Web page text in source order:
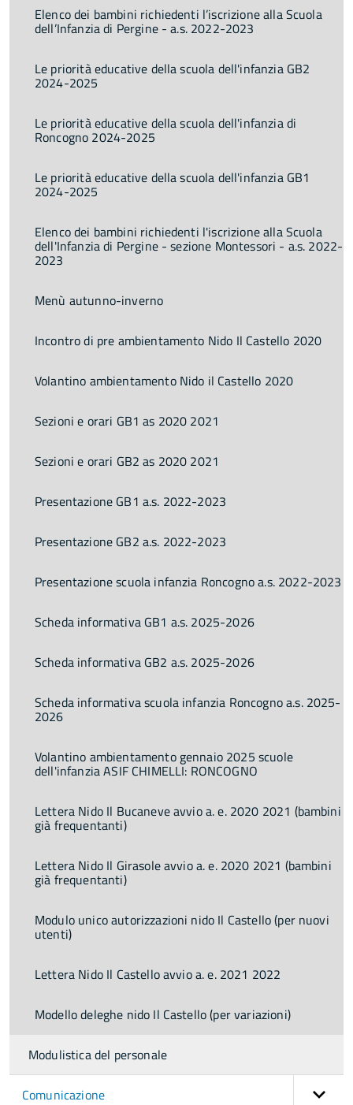
Elenco dei bambini richiedenti l’iscrizione alla Scuola
dell’Infanzia di Pergine - a.s. 2022-2023
Le priorità educative della scuola dell'infanzia GB2
2024-2025
Le priorità educative della scuola dell'infanzia di
Roncogno 2024-2025
Le priorità educative della scuola dell'infanzia GB1
2024-2025
Elenco dei bambini richiedenti l'iscrizione alla Scuola
dell'Infanzia di Pergine - sezione Montessori - a.s. 2022-
2023
Menù autunno-inverno
Incontro di pre ambientamento Nido Il Castello 2020
Volantino ambientamento Nido il Castello 2020
Sezioni e orari GB1 as 2020 2021
Sezioni e orari GB2 as 2020 2021
Presentazione GB1 a.s. 2022-2023
Presentazione GB2 a.s. 2022-2023
Presentazione scuola infanzia Roncogno a.s. 2022-2023
Scheda informativa GB1 a.s. 2025-2026
Scheda informativa GB2 a.s. 2025-2026
Scheda informativa scuola infanzia Roncogno a.s. 2025-
2026
Volantino ambientamento gennaio 2025 scuole
dell'infanzia ASIF CHIMELLI: RONCOGNO
Lettera Nido Il Bucaneve avvio a. e. 2020 2021 (bambini
già frequentanti)
Lettera Nido Il Girasole avvio a. e. 2020 2021 (bambini
già frequentanti)
Modulo unico autorizzazioni nido Il Castello (per nuovi
utenti)
Lettera Nido Il Castello avvio a. e. 2021 2022
Modello deleghe nido Il Castello (per variazioni)
Modulistica del personale
Comunicazione